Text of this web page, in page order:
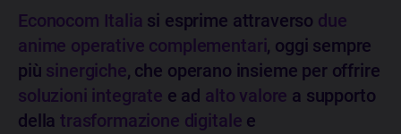
Econocom Italia si esprime attraverso due
anime operative complementari, oggi sempre
più sinergiche, che operano insieme per offrire
soluzioni integrate e ad alto valore a supporto
dellatrasformazione digitale e